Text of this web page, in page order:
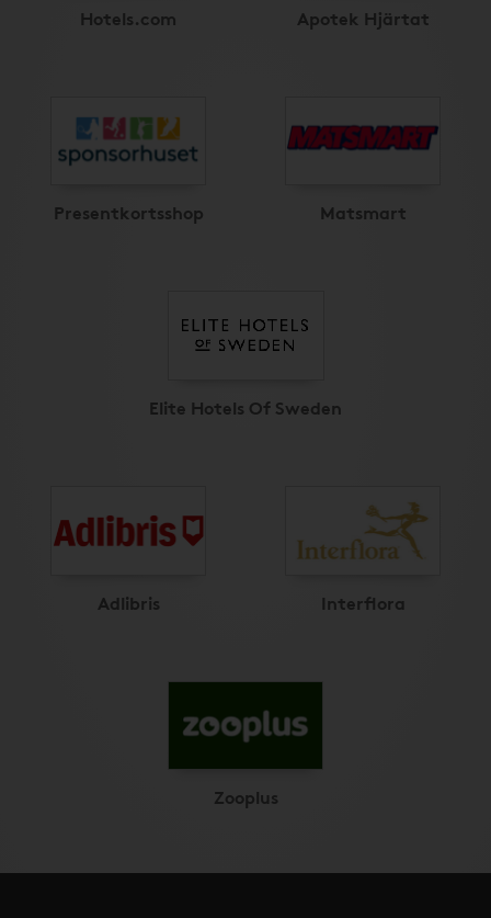
Hotels.com Apotek Hjärtat
Presentkortsshop Matsmart
Elite Hotels Of Sweden
Adlibris Interflora
Zooplus